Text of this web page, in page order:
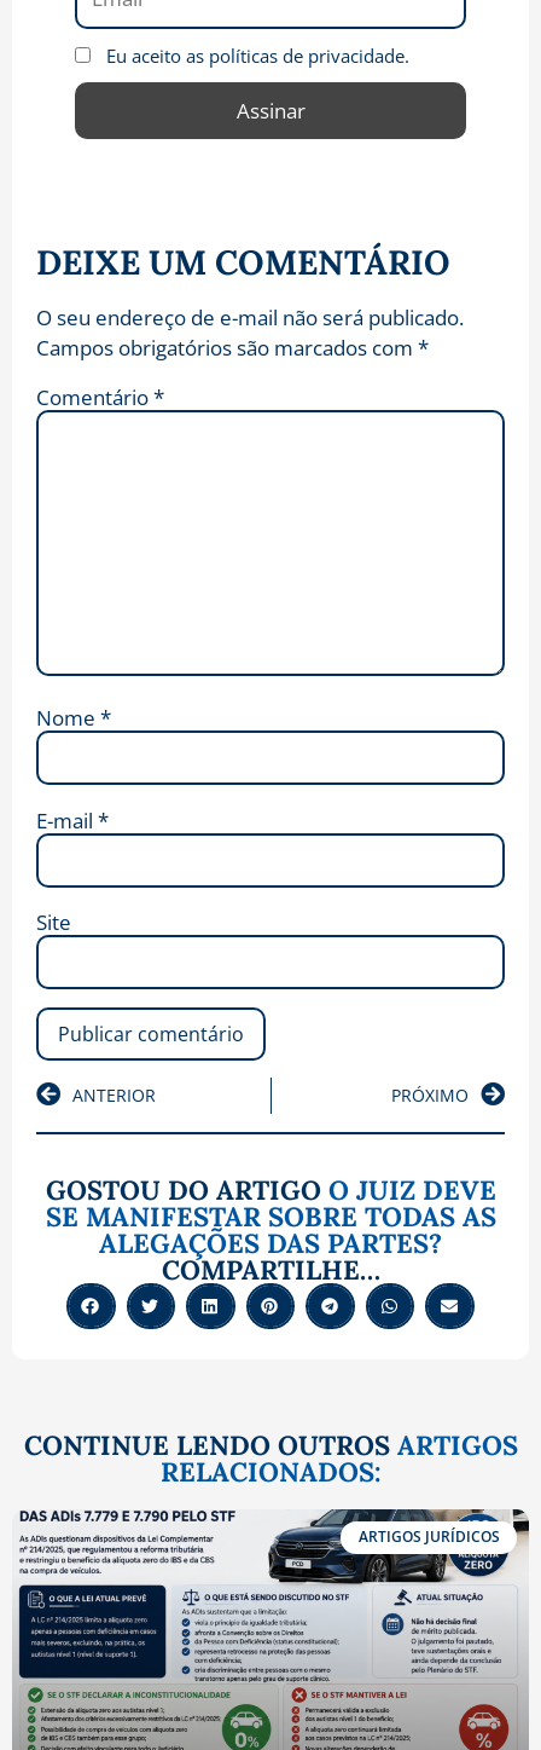
Eu aceito as políticas de privacidade.
DEIXE UM COMENTÁRIO
O seu endereço de e-mail não será publicado.
Campos obrigatórios são marcados com *
Comentário*
Nome *
E-mail *
Site
ANTERIOR PRÓXIMO
GOSTOU DO ARTIGO O JUIZ DEVE
SE MANIFESTAR SOBRE TODAS AS
ALEGAÇÕES DAS PARTES?
COMPARTILHE…
CONTINUE LENDO OUTROS ARTIGOS
RELACIONADOS:
ARTIGOS JURÍDICOS